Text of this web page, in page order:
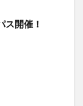
ス開催！